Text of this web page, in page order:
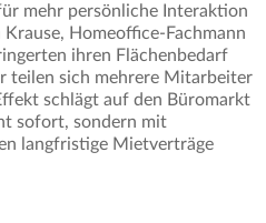
mehr persönliche Interaktion
Homeoffice-Fachmann
ihren Flächenbedarf
teilen sich mehrere Mitarbeiter
schlägt auf den Büromarkt
sofort, sondern mit
langfristige Mietverträge